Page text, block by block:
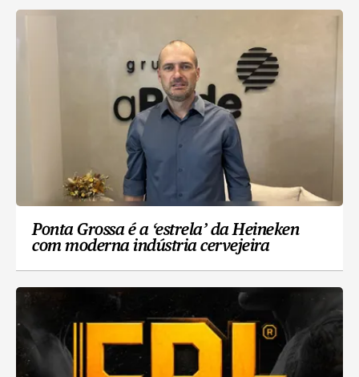
Ponta Grossa é a ‘estrela’ da Heineken
com moderna indústria cervejeira